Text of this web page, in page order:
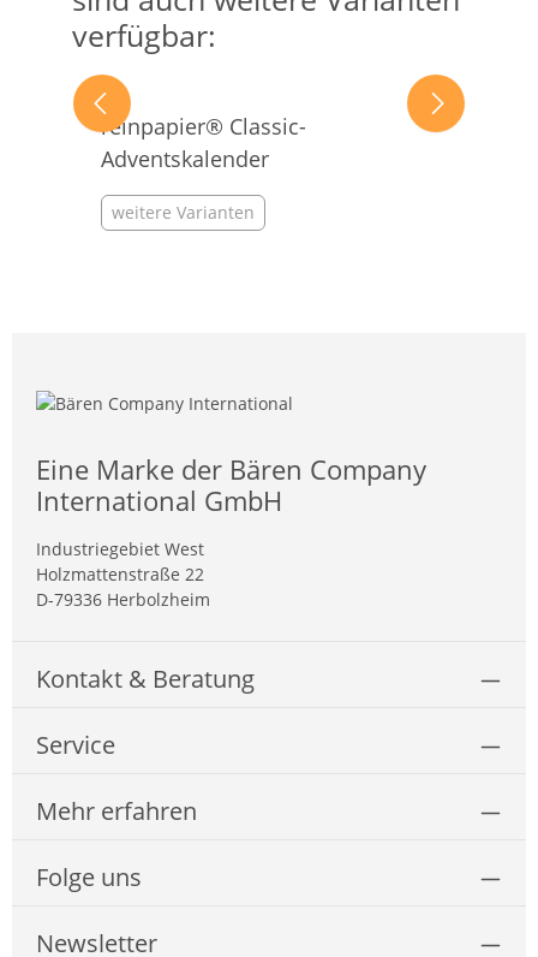
verfügbar:
reinpapier® Classic-
Adventskalender
weitere Varianten
Eine Marke der Bären Company
International GmbH
Industriegebiet West
Holzmattenstraße 22
D-79336 Herbolzheim
Kontakt & Beratung
Service
Mehr erfahren
Folge uns
Newsletter